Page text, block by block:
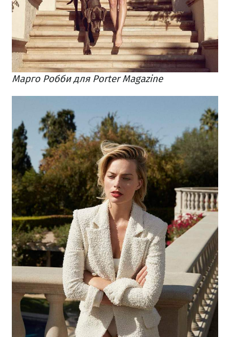
Марго Робби для Porter Magazine